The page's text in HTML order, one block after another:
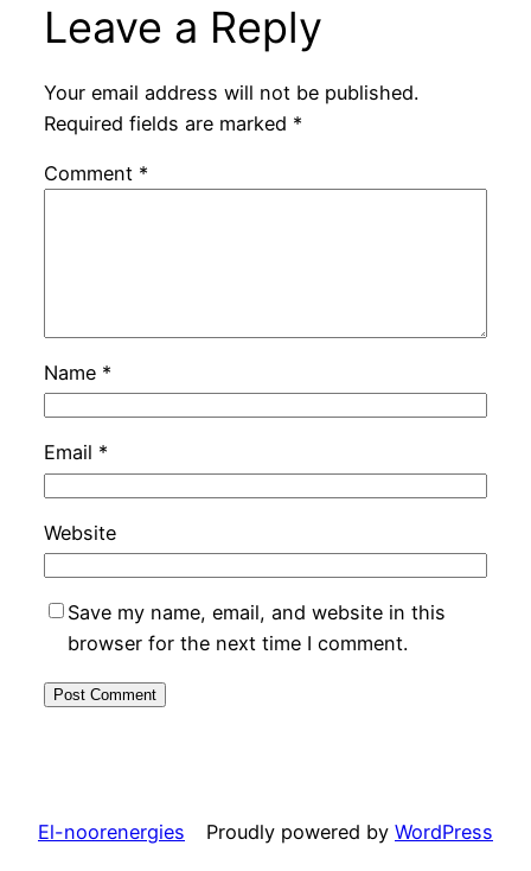
Leave a Reply
Your email address will not be published.
Required fields are marked *
Comment *
Name *
Email *
Website
Save my name, email, and website in this
browser for the next time I comment.
El-noorenergies Proudly powered by WordPress